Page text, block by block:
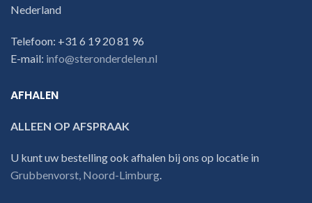
Nederland
Telefoon: +31 6 19 20 81 96
E-mail: info@steronderdelen.nl
AFHALEN
ALLEEN OP AFSPRAAK
U kunt uw bestelling ook afhalen bij ons op locatie in
Grubbenvorst, Noord-Limburg.